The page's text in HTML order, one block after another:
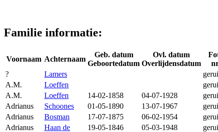
Familie informatie:
Voornaam Achternaam
Geb. datum
Geboortedatum
Ovl. datum
Overlijdensdatum
?
Lamers
A.M.
Loeffen
A.M.
Loeffen 14-02-1858 04-07-1928
Adrianus
Schoones 01-05-1890 13-07-1967
Adrianus
Bosman 17-07-1875 06-02-1954
Adrianus
Haan de 19-05-1846 05-03-1948